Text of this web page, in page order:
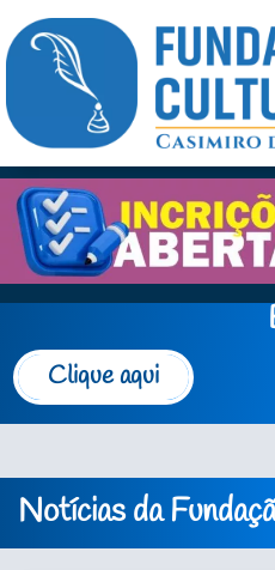
Clique aqui
Notícias da